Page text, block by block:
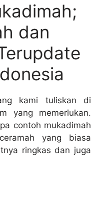
dan
kami tuliskan di
yang memerlukan.
contoh mukadimah
yang biasa
ringkas dan juga